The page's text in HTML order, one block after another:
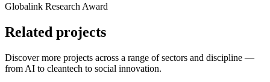
Globalink Research Award
Related projects
Discover more projects across a range of sectors and discipline —
from AI to cleantech to social innovation.